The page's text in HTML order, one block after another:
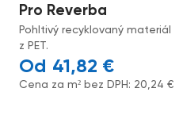
Pro Reverba
Pohltivý recyklovaný materiál
z PET.
41,82 €
Cena za m² bez DPH: 20,24€